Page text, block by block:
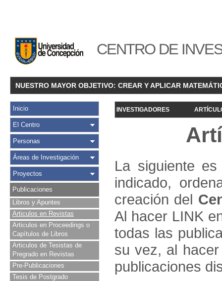
CENTRO DE
NUESTRO MAYOR OBJETIVO: CREAR Y APLICAR
Inicio
El Centro
Personas
Áreas de Investigación
Proyectos
Publicaciones
Libros y Apuntes
Articulos en Revistas
Articulos en Proceedings o
Capítulos de Libros
Articulos de Tesistas de
Pregrado en Revistas
Pre-Publicaciones
Tesis de Postgrado
INVESTIGADORES
La siguiente
indicado,
creación del
Al hacer LINK
todas las
su vez, al
publicaciones